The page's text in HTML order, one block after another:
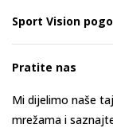
Sport Vision
Pratite nas
Mi dijelimo naše
mrežama i